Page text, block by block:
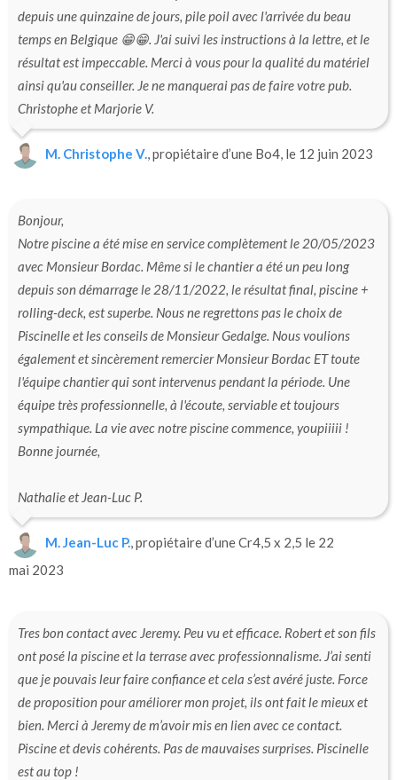
depuis une quinzaine de jours, pile poil avec l'arrivée du beau
temps en Belgique 😁😁. J'ai suivi les instructions à la lettre, et le
résultat est impeccable. Merci à vous pour la qualité du matériel
ainsi qu'au conseiller. Je ne manquerai pas de faire votre pub.
Christophe et Marjorie V.
M. Christophe V., propiétaire d’une Bo4, le 12 juin 2023
Bonjour,
Notre piscine a été mise en service complètement le 20/05/2023
avec Monsieur Bordac. Même si le chantier a été un peu long
depuis son démarrage le 28/11/2022, le résultat final, piscine +
rolling-deck, est superbe. Nous ne regrettons pas le choix de
Piscinelle et les conseils de Monsieur Gedalge. Nous voulions
également et sincèrement remercier Monsieur Bordac ET toute
l'équipe chantier qui sont intervenus pendant la période. Une
équipe très professionnelle, à l'écoute, serviable et toujours
sympathique. La vie avec notre piscine commence, youpiiiii !
Bonne journée,
Nathalie et Jean-Luc P.
M. Jean-Luc P., propiétaire d’une Cr4,5 x 2,5 le 22
mai 2023
Tres bon contact avec Jeremy. Peu vu et efficace. Robert et son fils
ont posé la piscine et la terrase avec professionnalisme. J’ai senti
que je pouvais leur faire confiance et cela s’est avéré juste. Force
de proposition pour améliorer mon projet, ils ont fait le mieux et
bien. Merci à Jeremy de m’avoir mis en lien avec ce contact.
Piscine et devis cohérents. Pas de mauvaises surprises. Piscinelle
est au top !